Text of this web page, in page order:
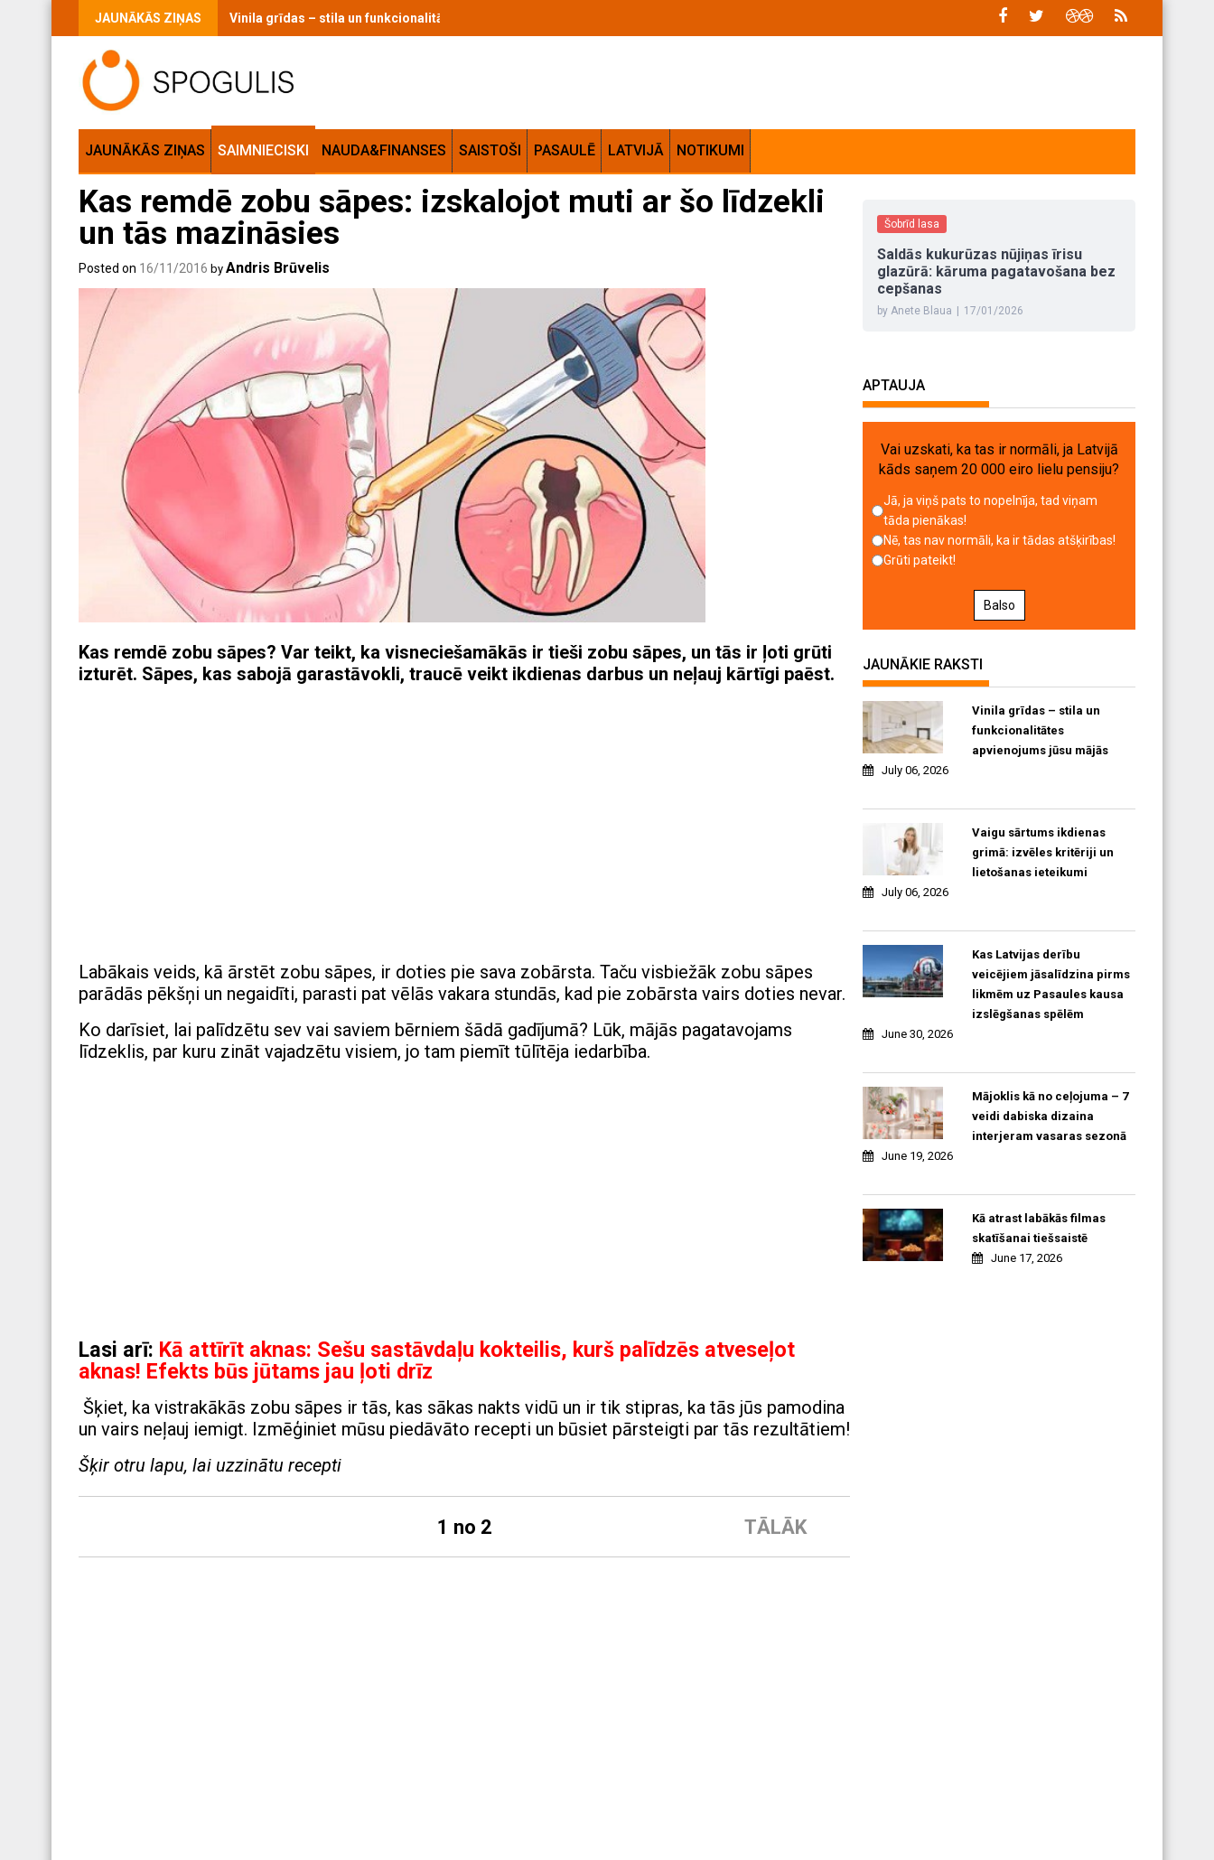
JAUNĀKĀS ZIŅAS Vinila grīdas – stila un funkcionalitātes apvienojums jūsu mājās
JAUNĀKĀS ZIŅAS SAIMNIECISKI NAUDA&FINANSES SAISTOŠI PASAULĒ LATVIJĀ NOTIKUMI
Kas remdē zobu sāpes: izskalojot muti ar šo līdzekli
un tās mazināsies
Posted on 16/11/2016 by Andris Brūvelis
Kas remdē zobu sāpes? Var teikt, ka visneciešamākās ir tieši zobu sāpes, un tās ir ļoti grūti
izturēt. Sāpes, kas sabojā garastāvokli, traucē veikt ikdienas darbus un neļauj kārtīgi paēst.
Labākais veids, kā ārstēt zobu sāpes, ir doties pie sava zobārsta. Taču visbiežāk zobu sāpes
parādās pēkšņi un negaidīti, parasti pat vēlās vakara stundās, kad pie zobārsta vairs doties nevar.
Ko darīsiet, lai palīdzētu sev vai saviem bērniem šādā gadījumā? Lūk, mājās pagatavojams
līdzeklis, par kuru zināt vajadzētu visiem, jo tam piemīt tūlītēja iedarbība.
Lasi arī: Kā attīrīt aknas: Sešu sastāvdaļu kokteilis, kurš palīdzēs atveseļot
aknas! Efekts būs jūtams jau ļoti drīz
Šķiet, ka vistrakākās zobu sāpes ir tās, kas sākas nakts vidū un ir tik stipras, ka tās jūs pamodina
un vairs neļauj iemigt. Izmēģiniet mūsu piedāvāto recepti un būsiet pārsteigti par tās rezultātiem!
Šķir otru lapu, lai uzzinātu recepti
TĀLĀK
1 no 2
Šobrīd lasa
Saldās kukurūzas nūjiņas īrisu
glazūrā: kāruma pagatavošana bez
cepšanas
by Anete Blaua 17/01/2026
APTAUJA
Vai uzskati, ka tas ir normāli, ja Latvijā
kāds saņem 20 000 eiro lielu pensiju?
Jā, ja viņš pats to nopelnīja, tad viņam
tāda pienākas!
Nē, tas nav normāli, ka ir tādas atšķirības!
Grūti pateikt!
Balso
JAUNĀKIE RAKSTI
Vinila grīdas – stila un
funkcionalitātes
apvienojums jūsu mājās
July 06, 2026
Vaigu sārtums ikdienas
grimā: izvēles kritēriji un
lietošanas ieteikumi
July 06, 2026
Kas Latvijas derību
veicējiem jāsalīdzina pirms
likmēm uz Pasaules kausa
izslēgšanas spēlēm
June 30, 2026
Mājoklis kā no ceļojuma – 7
veidi dabiska dizaina
interjeram vasaras sezonā
June 19, 2026
Kā atrast labākās filmas
skatīšanai tiešsaistē
June 17, 2026